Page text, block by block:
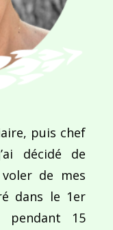
puis chef
décidé de
de mes
dans le 1er
pendant 15